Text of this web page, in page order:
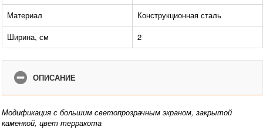
Материал
Конструкционная сталь
Ширина, см
2
ОПИСАНИЕ
Модификация с большим светопрозрачным экраном, закрытой
каменкой, цвет терракота